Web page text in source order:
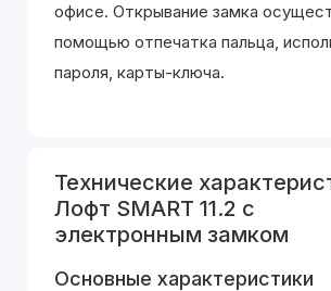
офисе. Открывание замка
помощью отпечатка пальца,
пароля, карты-ключа.
Технические
Лофт SMART 11.2 с
электронным замком
Основные характеристики